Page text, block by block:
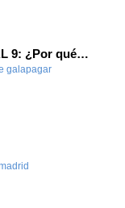
BIBLIOTECA PERSONAL 9: ¿Por qué ser feliz cuando puedes ser normal?
galapagar-